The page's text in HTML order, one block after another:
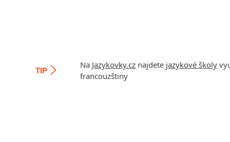
TIP
Na Jazykovky.cz najdete jazykové školy
francouzštiny